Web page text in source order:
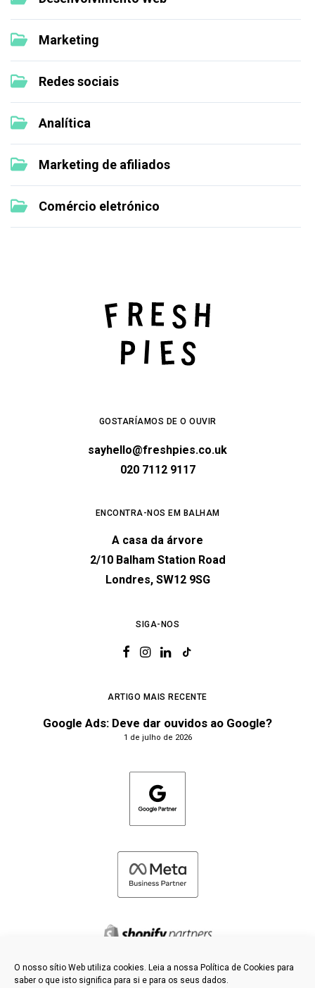
O nosso sítio Web utiliza cookies. Leia a nossa Política de Cookies para
saber o que isto significa para si e para os seus dados.
Marketing
Redes sociais
Analítica
Marketing de afiliados
Comércio eletrónico
GOSTARÍAMOS DE O OUVIR
sayhello@freshpies.co.uk
020 7112 9117
ENCONTRA-NOS EM BALHAM
A casa da árvore
2/10 Balham Station Road
Londres, SW12 9SG
SIGA-NOS
ARTIGO MAIS RECENTE
Google Ads: Deve dar ouvidos ao Google?
1 de julho de 2026